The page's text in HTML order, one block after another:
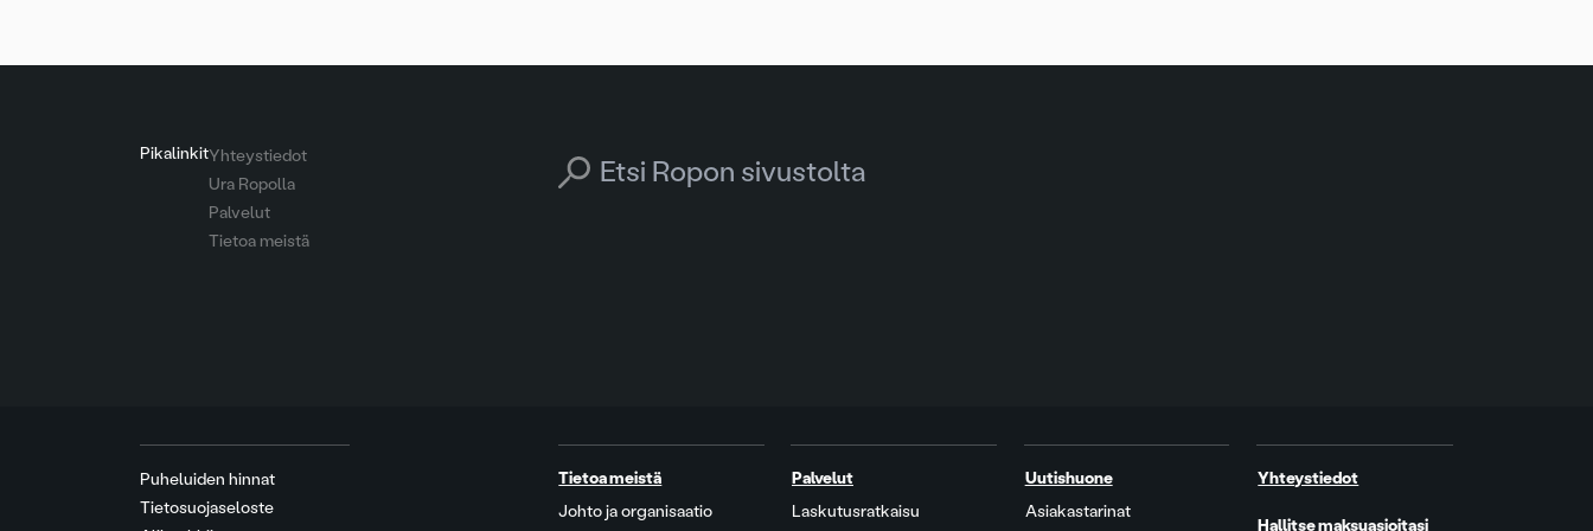
PikalinkitYhteystiedot
Ura Ropolla
Palvelut
Tietoa meistä
Search for:
Puheluiden hinnat
Tietosuojaseloste
Tietoa meistä
Johto ja organisaatio
Palvelut
Laskutusratkaisu
Uutishuone
Asiakastarinat
Yhteystiedot
Hallitse maksuasioitasi